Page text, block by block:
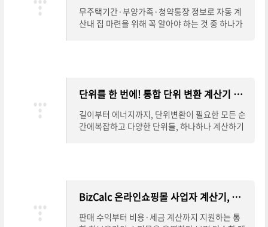
무주택기간·부양가족·청약통장 정보로 자동 계
산내 집 마련을 위해 꼭 알아야 하는 것 중 하나가
단위를 한 번에! 통합 단위 변환 계산기 완벽 안내
길이부터 에너지까지, 단위변환이 필요한 모든 순
간에복잡하고 다양한 단위들, 하나하나 계산하기
BizCalc 온라인쇼핑몰 사업자 계산기, 수익과 세금까지 한 번에
판매 수익부터 비용·세금 계산까지 지원하는 통